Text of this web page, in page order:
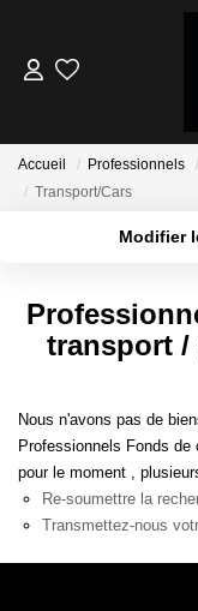
Accueil Professionnels
Transport/Cars
Modifier
Type de bien
Budget max
transport /
Nous n'avons pas de
Professionnels Fonds de
pour le moment ,
Re-soumettre la
Transmettez-nous